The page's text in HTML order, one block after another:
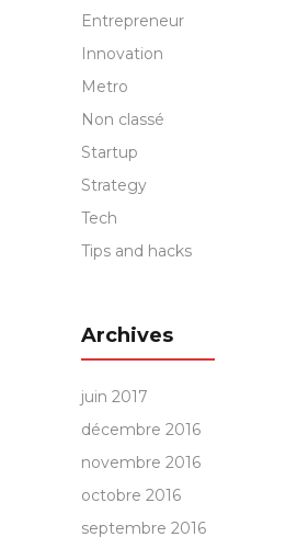
Entrepreneur
Innovation
Metro
Non classé
Startup
Strategy
Tech
Tips and hacks
Archives
juin 2017
décembre 2016
novembre 2016
octobre 2016
septembre 2016